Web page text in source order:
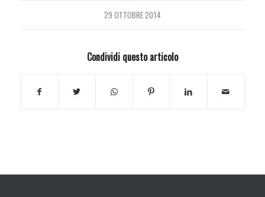
29 OTTOBRE 2014
Condividi questo articolo